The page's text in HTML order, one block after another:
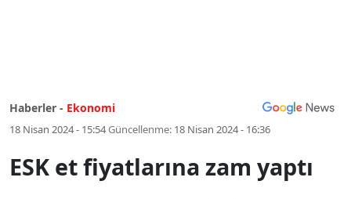
Haberler - Ekonomi
18 Nisan 2024 - 15:54Güncellenme: 18 Nisan 2024 - 16:36
ESK et fiyatlarına zam yaptı